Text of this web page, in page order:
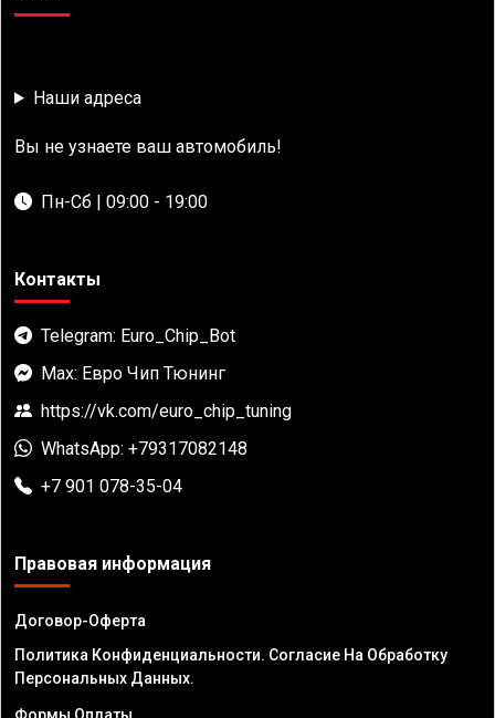
Наши адреса
Вы не узнаете ваш автомобиль!
Пн-Сб | 09:00 - 19:00
Контакты
Telegram: Euro_Chip_Bot
Max: Евро Чип Тюнинг
https://vk.com/euro_chip_tuning
WhatsApp: +79317082148
+7 901 078-35-04
Правовая информация
Договор-Оферта
Политика Конфиденциальности. Согласие На Обработку
Персональных Данных.